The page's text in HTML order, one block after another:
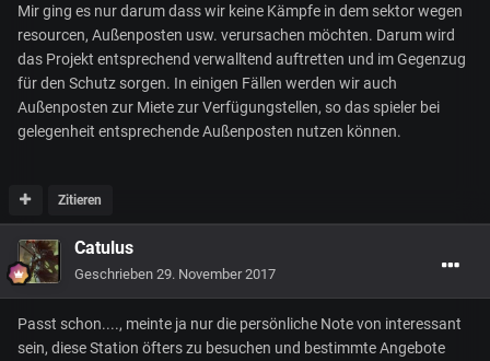
Mir ging es nur darum dass wir keine Kämpfe in dem sektor wegen
resourcen, Außenposten usw. verursachen möchten. Darum wird
das Projekt entsprechend verwalltend auftretten und im Gegenzug
für den Schutz sorgen. In einigen Fällen werden wir auch
Außenposten zur Miete zur Verfügungstellen, so das spieler bei
gelegenheit entsprechende Außenposten nutzen können.
Zitieren
Catulus
Geschrieben 29. November 2017
Passt schon...., meinte ja nur die persönliche Note von interessant
sein, diese Station öfters zu besuchen und bestimmte Angebote